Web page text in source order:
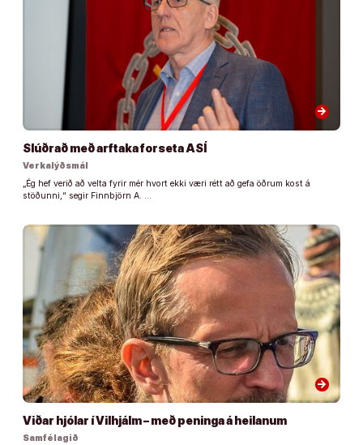
arrow_forward
Slúðrað með arftaka forseta ASÍ
Verkalýðsmál
„Ég hef verið að velta fyrir mér hvort ekki væri rétt að gefa öðrum kost á
stöðunni,“ segir Finnbjörn A. …
arrow_forward
Viðar hjólar í Vilhjálm – með peninga á heilanum
Samfélagið